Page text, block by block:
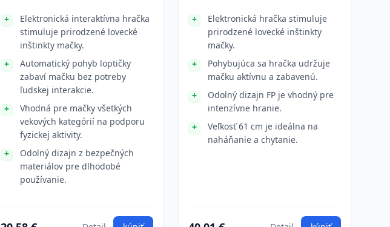
Elektronická interaktívna hračka
stimuluje prirodzené lovecké
inštinkty mačky.
Automatický pohyb loptičky
zabaví mačku bez potreby
ľudskej interakcie.
Vhodná pre mačky všetkých
vekových kategórií na podporu
fyzickej aktivity.
Odolný dizajn z bezpečných
materiálov pre dlhodobé
používanie.
Elektronická hračka stimuluje
prirodzené lovecké inštinkty
mačky.
Pohybujúca sa hračka udržuje
mačku aktívnu a zabavenú.
Odolný dizajn FP je vhodný pre
intenzívne hranie.
Veľkosť 61 cm je ideálna na
naháňanie a chytanie.